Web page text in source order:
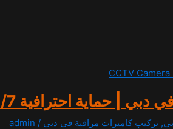
, تركيب كاميرات مراقبة في دبي /
admin